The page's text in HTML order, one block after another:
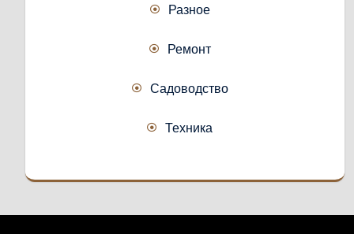
Разное
Ремонт
Садоводство
Техника